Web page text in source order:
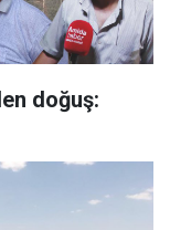
doğuş: